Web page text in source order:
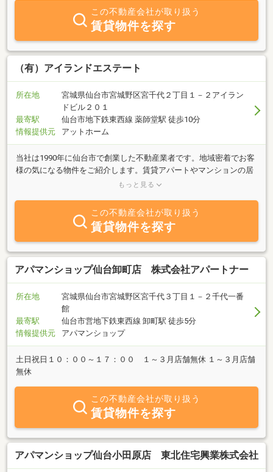
グループ会社全体で皆様をバックアップ致します。〇物件の買取も
行っておりますのでご住み替え検討の方も相談下さい。また、空き
地、空き家等今後の利用計画がお決まりでない物件がございました
らご相談下さい。〇住まいに関しお客様へ総合的なご提案、また、
ご相談いただける会社を目指し頑張ります。
この不動産会社が取り扱う
賃貸物件を探す
（有）アイランドエステート
所在地
宮城県仙台市宮城野区宮千代２丁目１－２アイラン
ドビル２０１
最寄駅
仙台市地下鉄東西線 薬師堂駅 徒歩10分
情報提供元
アットホーム
当社は1990年に仙台市で創業した不動産業者です。地域密着でお客
様の気になる物件をご紹介します。賃貸アパートやマンションの居
住用物件のほか、貸事務所・店舗などのご紹介も可能です。安心、
さい。～お車でご来社される方へ～仙台駅方面から新寺通りを東へ
宮千代1丁目交差点角のビッグボーイさん向いです。建物裏に駐車
もっと見る
この不動産会社が取り扱う
賃貸物件を探す
アパマンショップ仙台卸町店 株式会社アパートナー
所在地
宮城県仙台市宮城野区宮千代３丁目１－２千代一番
館
最寄駅
仙台市営地下鉄東西線 卸町駅 徒歩5分
情報提供元
アパマンショップ
土日祝日１０：００～１７：００ １～３月店舗無休 １～３月店舗
無休
この不動産会社が取り扱う
賃貸物件を探す
アパマンショップ仙台小田原店 東北住宅興業株式会社